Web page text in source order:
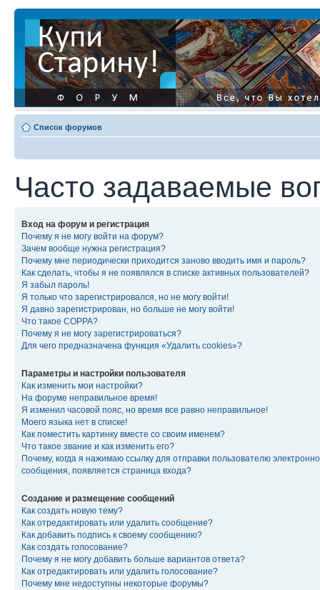
Список форумов
Часто задаваемые
Вход на форум и регистрация
Почему я не могу войти на форум?
Зачем вообще нужна регистрация?
Почему мне периодически приходится заново вводить имя и пароль?
Как сделать, чтобы я не появлялся в списке активных пользователей?
Я забыл пароль!
Я только что зарегистрировался, но не могу войти!
Я давно зарегистрирован, но больше не могу войти!
Что такое COPPA?
Почему я не могу зарегистрироваться?
Для чего предназначена функция «Удалить cookies»?
Параметры и настройки пользователя
Как изменить мои настройки?
На форуме неправильное время!
Я изменил часовой пояс, но время все равно неправильное!
Моего языка нет в списке!
Как поместить картинку вместе со своим именем?
Что такое звание и как изменить его?
Почему, когда я нажимаю ссылку для отправки пользователю
сообщения, появляется страница входа?
Создание и размещение сообщений
Как создать новую тему?
Как отредактировать или удалить сообщение?
Как добавить подпись к своему сообщению?
Как создать голосование?
Почему я не могу добавить больше вариантов ответа?
Как отредактировать или удалить голосование?
Почему мне недоступны некоторые форумы?